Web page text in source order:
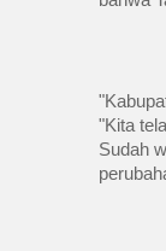
"Kita
Sudah